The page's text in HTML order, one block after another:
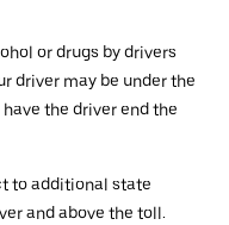
or drugs by drivers
driver may be under the
the driver end the
to additional state
and above the toll.